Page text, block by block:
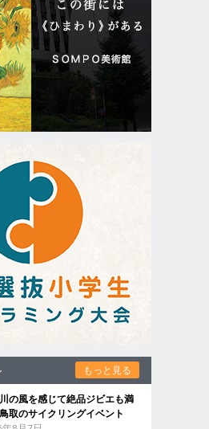
もっと見る
の風を感じて絶品ジビエも満
取のサイクリングイベント